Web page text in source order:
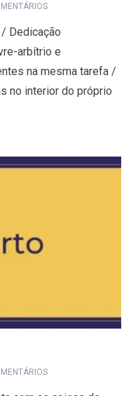
Dedicação
arbítrio e
na mesma tarefa /
no interior do próprio